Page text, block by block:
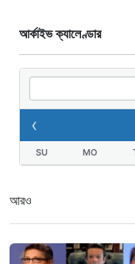
আর্কাইভ ক্যালেণ্ডার
‹
SU MO
আরও